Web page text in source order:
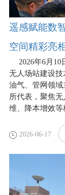
遥感赋能数
空间精彩亮
2026年6月10
无人场站建设
油气、管网领
所代表，聚焦
维、降本增效
2026-06-17